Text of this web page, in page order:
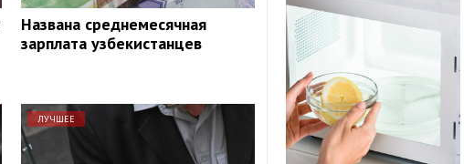
Названа среднемесячная
зарплата узбекистанцев
ЛУЧШЕЕ